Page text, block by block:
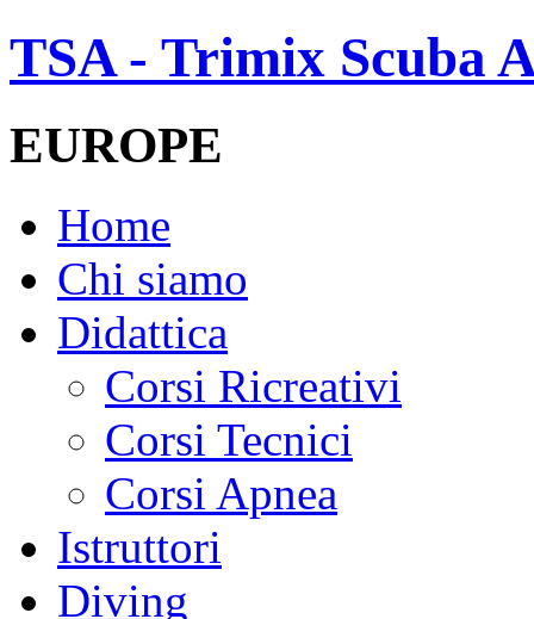
TSA - Trimix Scuba
EUROPE
Home
Chi siamo
Didattica
Corsi Ricreativi
Corsi Tecnici
Corsi Apnea
Istruttori
Diving